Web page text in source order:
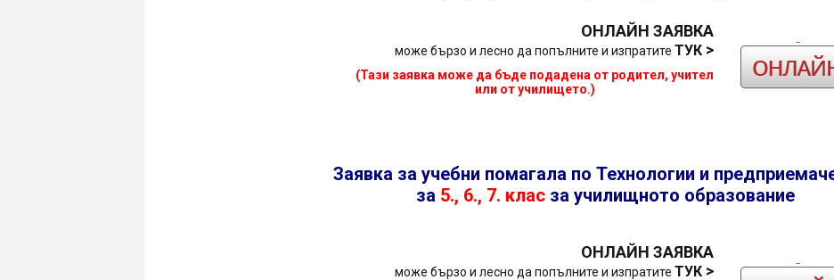
ОНЛАЙН ЗАЯВКА
може бързо и лесно да попълните и изпратите ТУК >
(Тази заявка може да бъде подадена от родител, учител
или от училището.)
Заявка за учебни помагала по Технологии и
за 5., 6., 7. клас за училищното образование
ОНЛАЙН ЗАЯВКА
може бързо и лесно да попълните и изпратите ТУК >